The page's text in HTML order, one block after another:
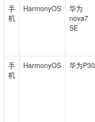
手
机
HarmonyOS
华为
nova7
SE
手
机
HarmonyOS 华为P30